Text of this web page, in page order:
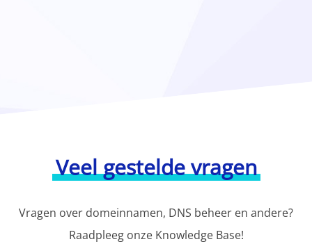
Veel gestelde vragen
Vragen over domeinnamen, DNS beheer en andere?
Raadpleeg onze Knowledge Base!